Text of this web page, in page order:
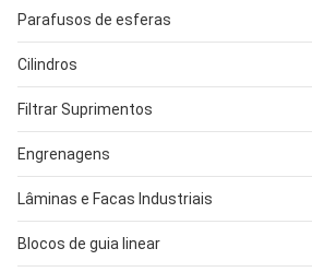
Parafusos de esferas
Cilindros
Filtrar Suprimentos
Engrenagens
Lâminas e Facas Industriais
Blocos de guia linear